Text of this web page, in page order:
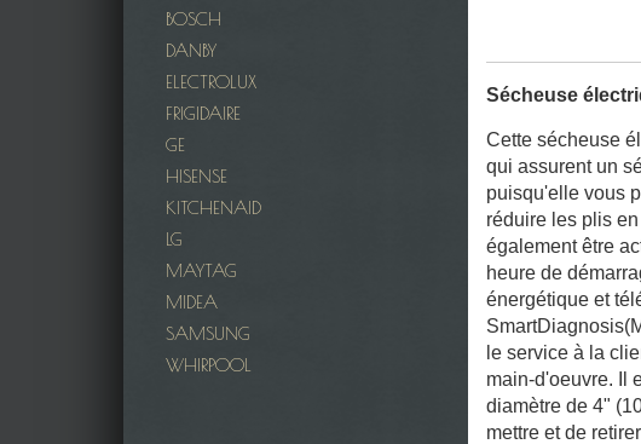
BOSCH
DANBY
ELECTROLUX
FRIGIDAIRE
GE
HISENSE
KITCHENAID
LG
MAYTAG
MIDEA
SAMSUNG
WHIRPOOL
Sécheuse
Cette sécheuse
qui assurent un
puisqu'elle vous
réduire les plis
également être
heure de
énergétique et
le service à la
main-d'oeuvre. Il
diamètre de 4"
mettre et de